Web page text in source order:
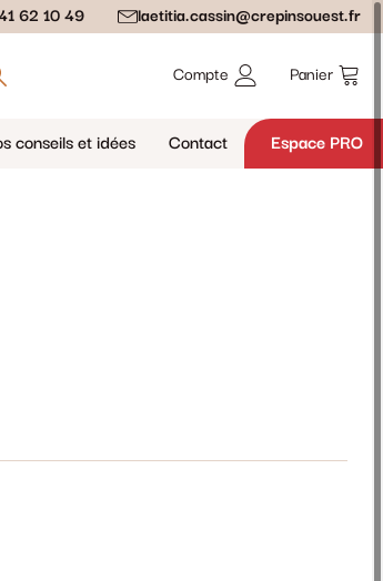
62 10 49 laetitia.cassin@crepinsouest.fr
Compte Panier
conseils et idées Contact Espace PRO